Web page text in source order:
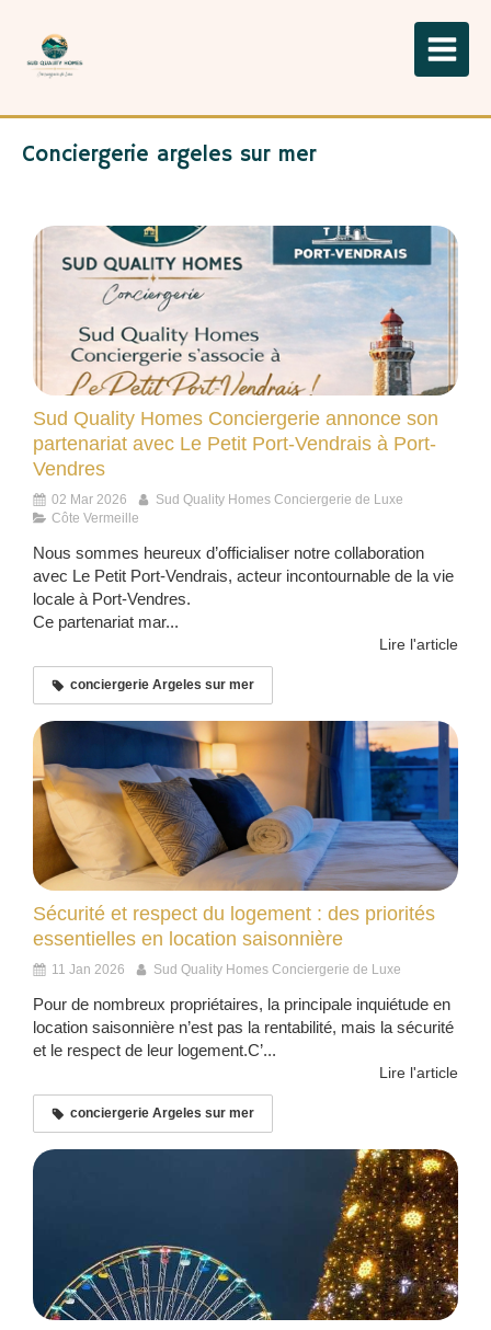
Conciergerie argeles sur mer
Sud Quality Homes Conciergerie annonce son
partenariat avec Le Petit Port-Vendrais à Port-
Vendres
02 Mar 2026
Sud Quality Homes Conciergerie de Luxe
Côte Vermeille
Nous sommes heureux d’officialiser notre collaboration
avec Le Petit Port-Vendrais, acteur incontournable de la vie
locale à Port-Vendres.
Ce partenariat mar...
Lire l'article
conciergerie Argeles sur mer
Sécurité et respect du logement : des priorités
essentielles en location saisonnière
11 Jan 2026 Sud Quality Homes Conciergerie de Luxe
Pour de nombreux propriétaires, la principale inquiétude en
location saisonnière n’est pas la rentabilité, mais la sécurité
et le respect de leur logement.C’...
Lire l'article
conciergerie Argeles sur mer